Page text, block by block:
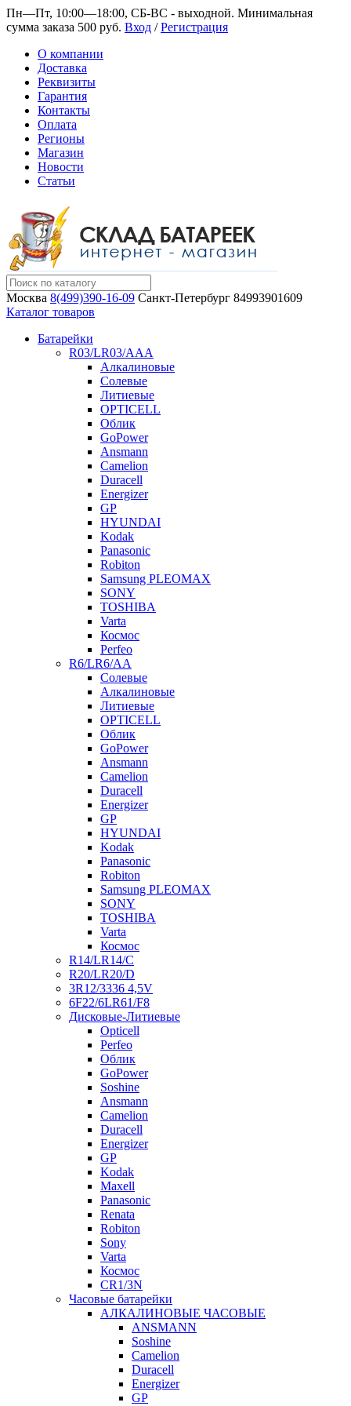
Пн—Пт, 10:00—18:00, СБ-ВС - выходной. Минимальная
сумма заказа 500 руб. Вход /Регистрация
О компании
Доставка
Реквизиты
Гарантия
Контакты
Оплата
Регионы
Магазин
Новости
Статьи
Москва 8(499)390-16-09 Санкт-Петербург 84993901609
Каталог товаров
Батарейки
R03/LR03/AAA
Алкалиновые
Солевые
Литиевые
OPTICELL
Облик
GoPower
Ansmann
Camelion
Duracell
Energizer
GP
HYUNDAI
Kodak
Panasonic
Robiton
Samsung PLEOMAX
SONY
TOSHIBA
Varta
Космос
Perfeo
R6/LR6/AA
Солевые
Алкалиновые
Литиевые
OPTICELL
Облик
GoPower
Ansmann
Camelion
Duracell
Energizer
GP
HYUNDAI
Kodak
Panasonic
Robiton
Samsung PLEOMAX
SONY
TOSHIBA
Varta
Космос
R14/LR14/C
R20/LR20/D
3R12/3336 4,5V
6F22/6LR61/F8
Дисковые-Литиевые
Opticell
Perfeo
Облик
GoPower
Soshine
Ansmann
Camelion
Duracell
Energizer
GP
Kodak
Maxell
Panasonic
Renata
Robiton
Sony
Varta
Космос
CR1/3N
Часовые батарейки
АЛКАЛИНОВЫЕ ЧАСОВЫЕ
ANSMANN
Soshine
Camelion
Duracell
Energizer
GP